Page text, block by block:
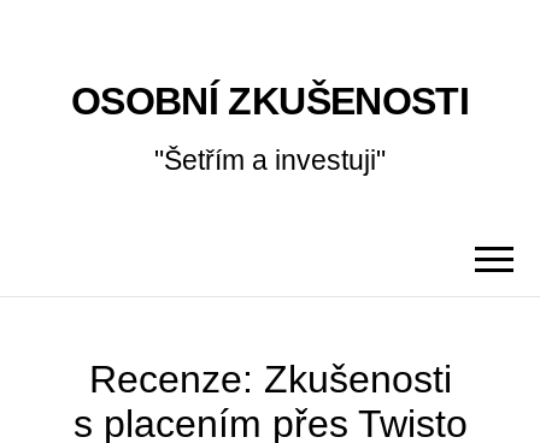
OSOBNÍ ZKUŠENOSTI
"Šetřím a investuji"
Recenze: Zkušenosti
s placením přes Twisto